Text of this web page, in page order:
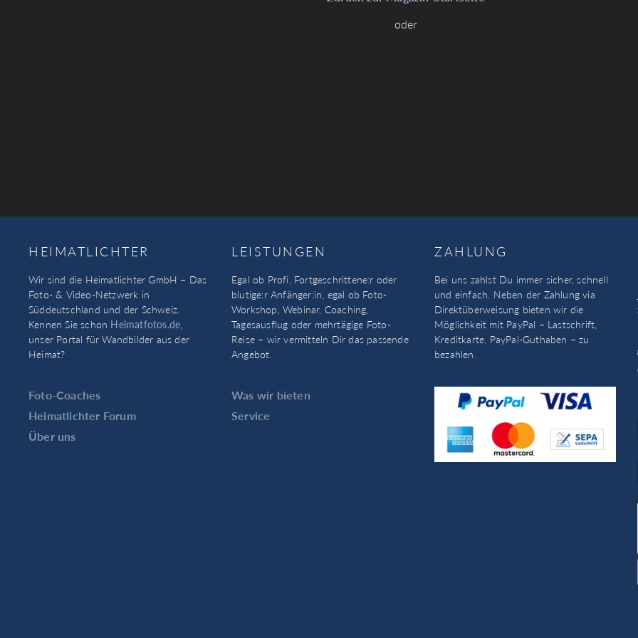
oder
HEIMATLICHTER
Wir sind die Heimatlichter GmbH – Das
Foto- & Video-Netzwerk in
Süddeutschland und der Schweiz.
Kennen Sie schon Heimatfotos.de,
unser Portal für Wandbilder aus der
Heimat?
Foto-Coaches
Heimatlichter Forum
Über uns
LEISTUNGEN
Egal ob Profi, Fortgeschrittene:r oder
blutige:r Anfänger:in, egal ob Foto-
Workshop, Webinar, Coaching,
Tagesausflug oder mehrtägige Foto-
Reise – wir vermitteln Dir das passende
Angebot.
Was wir bieten
Service
ZAHLUNG
Bei uns zahlst Du immer sicher, schnell
und einfach. Neben der Zahlung via
Direktüberweisung bieten wir die
Möglichkeit mit PayPal – Lastschrift,
Kreditkarte, PayPal-Guthaben – zu
bezahlen.
l
i